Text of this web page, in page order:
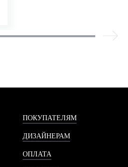
ПОКУПАТЕЛЯМ
ДИЗАЙНЕРАМ
ОПЛАТА